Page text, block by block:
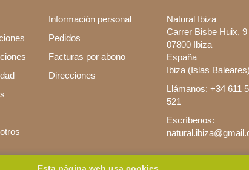
Información personal
Pedidos
Facturas por abono
Direcciones
Natural Ibiza
Carrer Bisbe Huix, 9
07800 Ibiza
España
Ibiza (Islas Baleares)
Llámanos: +34 611
521
Escríbenos: